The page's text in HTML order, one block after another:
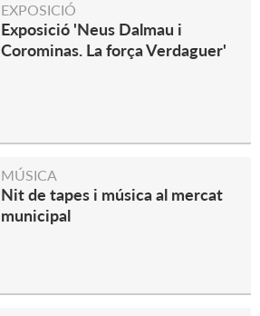
EXPOSICIÓ
Exposició 'Neus Dalmau i
Corominas. La força Verdaguer'
MÚSICA
Nit de tapes i música al mercat
municipal